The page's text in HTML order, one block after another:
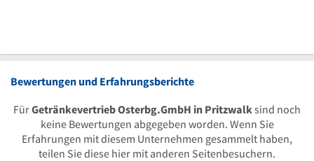
Bewertungen und Erfahrungsberichte
FürGetränkevertrieb Osterbg.GmbH in Pritzwalksind noch
keine Bewertungen abgegeben worden. Wenn Sie
Erfahrungen mit diesem Unternehmen gesammelt haben,
teilen Sie diese hier mit anderen Seitenbesuchern.